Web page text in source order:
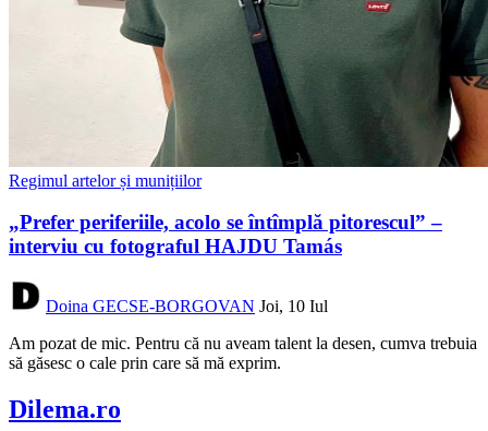
Regimul artelor și munițiilor
„Prefer periferiile, acolo se întîmplă pitorescul” –
interviu cu fotograful HAJDU Tamás
Doina GECSE-BORGOVAN Joi, 10 Iul
Am pozat de mic. Pentru că nu aveam talent la desen, cumva trebuia
să găsesc o cale prin care să mă exprim.
Dilema.ro